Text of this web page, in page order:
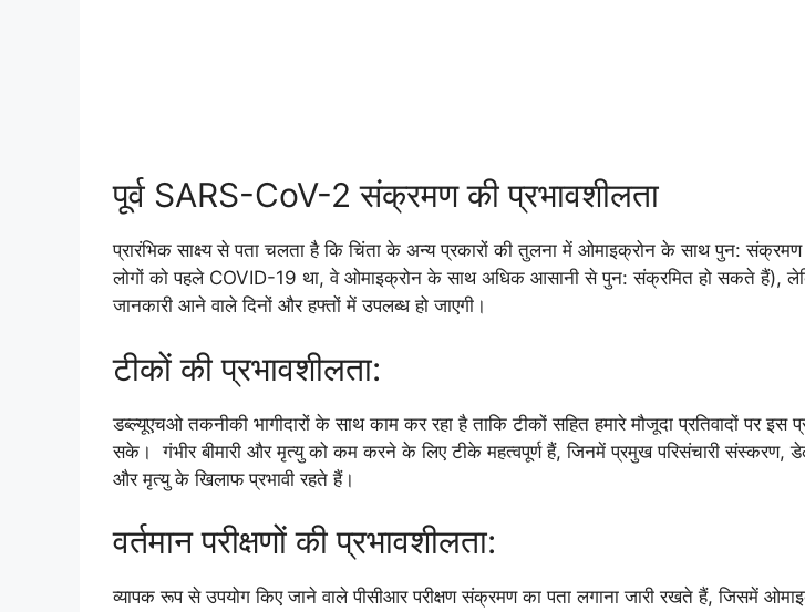
पूर्व SARS-CoV-2 संक्रमण की प्रभावशीलता
प्रारंभिक साक्ष्य से पता चलता है कि चिंता के अन्य प्रकारों की तुलना में ओमाइक्रोन के साथ पुन:
लोगों को पहले COVID-19 था, वे ओमाइक्रोन के साथ अधिक आसानी से पुन: संक्रमित हो सकते हैं),
जानकारी आने वाले दिनों और हफ्तों में उपलब्ध हो जाएगी।
टीकों की प्रभावशीलता:
डब्ल्यूएचओ तकनीकी भागीदारों के साथ काम कर रहा है ताकि टीकों सहित हमारे मौजूदा प्रतिवादों पर इस
सके। गंभीर बीमारी और मृत्यु को कम करने के लिए टीके महत्वपूर्ण हैं, जिनमें प्रमुख परिसंचारी संस्करण,
और मृत्यु के खिलाफ प्रभावी रहते हैं।
वर्तमान परीक्षणों की प्रभावशीलता:
व्यापक रूप से उपयोग किए जाने वाले पीसीआर परीक्षण संक्रमण का पता लगाना जारी रखते हैं, जिसमें